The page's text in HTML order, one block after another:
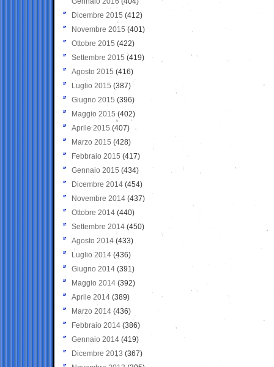
Dicembre 2015 (412)
Novembre 2015 (401)
Ottobre 2015 (422)
Settembre 2015 (419)
Agosto 2015 (416)
Luglio 2015 (387)
Giugno 2015 (396)
Maggio 2015 (402)
Aprile 2015 (407)
Marzo 2015 (428)
Febbraio 2015 (417)
Gennaio 2015 (434)
Dicembre 2014 (454)
Novembre 2014 (437)
Ottobre 2014 (440)
Settembre 2014 (450)
Agosto 2014 (433)
Luglio 2014 (436)
Giugno 2014 (391)
Maggio 2014 (392)
Aprile 2014 (389)
Marzo 2014 (436)
Febbraio 2014 (386)
Gennaio 2014 (419)
Dicembre 2013 (367)